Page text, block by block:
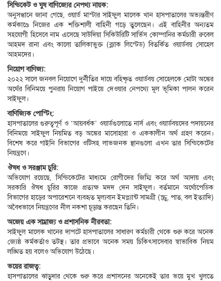
সিন্ডিকেট ও ঘুষ বাণিজ্যের নেপথ্য নায়ক:
অনুসন্ধানে জানা গেছে, ওয়ার্ড মাস্টার সাইফুল মালেক খান হাসপাতালের অভ্যন্তরীণ
কর্মকাণ্ডে নিজের এক শক্তিশালী বাহিনী গড়ে তুলেছেন। এই বাহিনীর অন্যতম
সহযোগী হিসেবে নাম এসেছে সাউদিয়া সিকিউরিটি সার্ভিস কোম্পানির কর্মচারী রুবেল
আহমদ রানা এবং কালো তালিকাভুক্ত (ব্ল্যাক লিস্টেড) বিতর্কিত ওয়ার্ডবয় সোহেল
আহমদের।
নিয়োগ বাণিজ্য:
২০২২ সালে জনবল নিয়োগে দুর্নীতির দায়ে বহিষ্কৃত ওয়ার্ডবয় সোহেলকে মোটা অঙ্কের
অর্থের বিনিময়ে পুনরায় নিয়োগ পাইয়ে দেওয়ার নেপথ্যে মূল ভূমিকা পালন করেন
সাইফুল।
বাণিজ্যিক পোস্টিং:
হাসপাতালের গুরুত্বপূর্ণ ও ‘আয়বর্ধক’ ওয়ার্ডগুলোতে নার্স এবং ওয়ার্ডবয়দের পদায়নের
বিনিময়ে সাইফুল নিয়মিত বড় অঙ্কের মাসোহারা ও এককালীন অর্থ গ্রহণ করেন।
বিশেষ করে গাইনি বিভাগের ওটিসহ লাভজনক স্থানগুলো এখন তার সিন্ডিকেটের
নিয়ন্ত্রণে।
ঔষধ ও সরঞ্জাম চুরি:
অভিযোগ রয়েছে, সিন্ডিকেটের মাধ্যমে রোগীদের জিম্মি করে অর্থ আদায় এবং
সরকারি ঔষধ চুরির কাজে প্রত্যক্ষ মদদ দেন সাইফুল। বর্তমানে অর্থোপেডিক
বিভাগের হাড়ের অপারেশনে ব্যবহৃত মূল্যবান ইমপ্ল্যান্ট সামগ্রী (স্ক্রু, পাত, বল ইত্যাদি)
অবৈধভাবে নিয়ন্ত্রণের নীল নকশা চূড়ান্ত করছেন তিনি।
অজেয় এক সাম্রাজ্য ও প্রশাসনিক নীরবতা:
সাইফুল মালেক খানের দাপটে হাসপাতালের সাধারণ কর্মচারী থেকে শুরু করে অনেক
জ্যেষ্ঠ কর্মকর্তাও তটস্থ। তার প্রভাবে অনেক সময় চিকিৎসাসেবার স্বাভাবিক নিয়ম
লঙ্ঘিত হয় বলেও অভিযোগ উঠেছে।
ভয়ের রাজত্ব:
হাসপাতালের ঝাড়ুদার থেকে শুরু করে প্রশাসনের অনেকেই তার ভয়ে মুখ খুলতে